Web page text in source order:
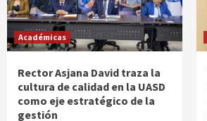
Académicas
Rector Asjana David traza la
cultura de calidad en la UASD
como eje estratégico de la
gestión